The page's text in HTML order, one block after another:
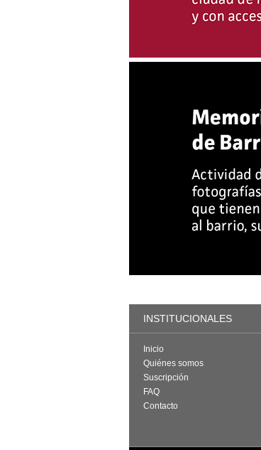
INSTITUCIONALES
Inicio
Quiénes somos
Suscripción
FAQ
Contacto